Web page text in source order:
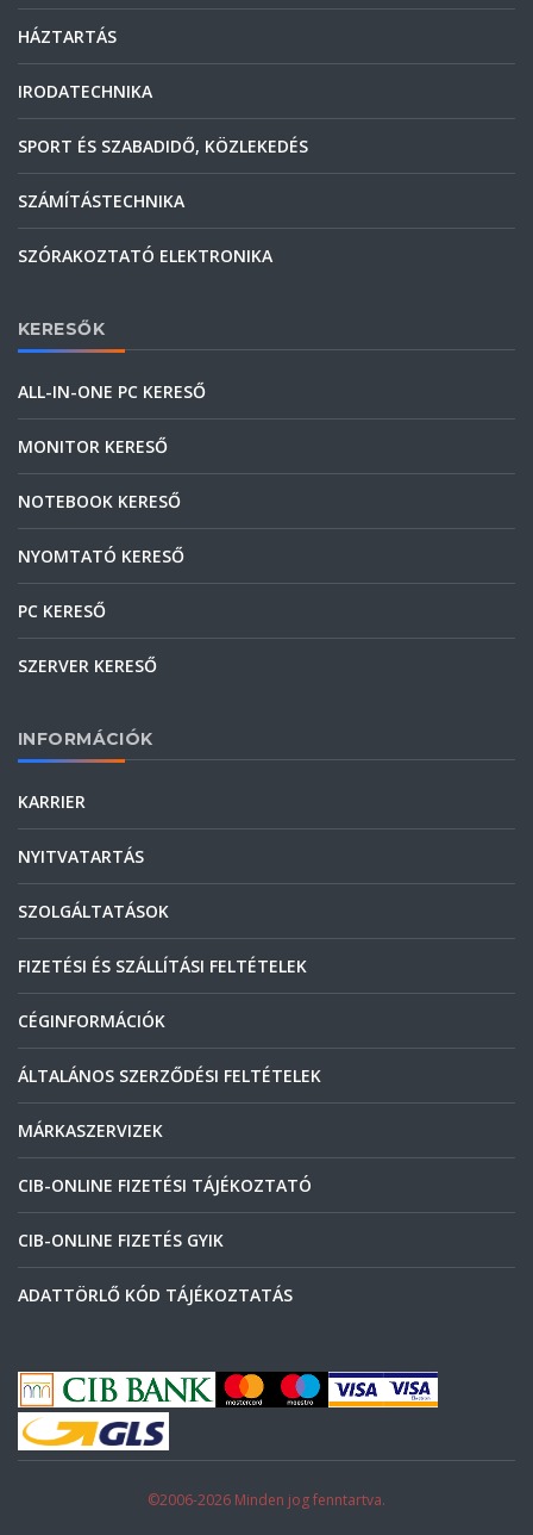
HÁZTARTÁS
IRODATECHNIKA
SPORT ÉS SZABADIDŐ, KÖZLEKEDÉS
SZÁMÍTÁSTECHNIKA
SZÓRAKOZTATÓ ELEKTRONIKA
KERESŐK
ALL-IN-ONE PC KERESŐ
MONITOR KERESŐ
NOTEBOOK KERESŐ
NYOMTATÓ KERESŐ
PC KERESŐ
SZERVER KERESŐ
INFORMÁCIÓK
KARRIER
NYITVATARTÁS
SZOLGÁLTATÁSOK
FIZETÉSI ÉS SZÁLLÍTÁSI FELTÉTELEK
CÉGINFORMÁCIÓK
ÁLTALÁNOS SZERZŐDÉSI FELTÉTELEK
MÁRKASZERVIZEK
CIB-ONLINE FIZETÉSI TÁJÉKOZTATÓ
CIB-ONLINE FIZETÉS GYIK
ADATTÖRLŐ KÓD TÁJÉKOZTATÁS
©2006-2026 Minden jog fenntartva.